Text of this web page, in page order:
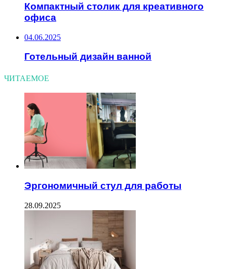
Компактный столик для креативного
офиса
04.06.2025
Готельный дизайн ванной
ЧИТАЕМОЕ
Эргономичный стул для работы
28.09.2025